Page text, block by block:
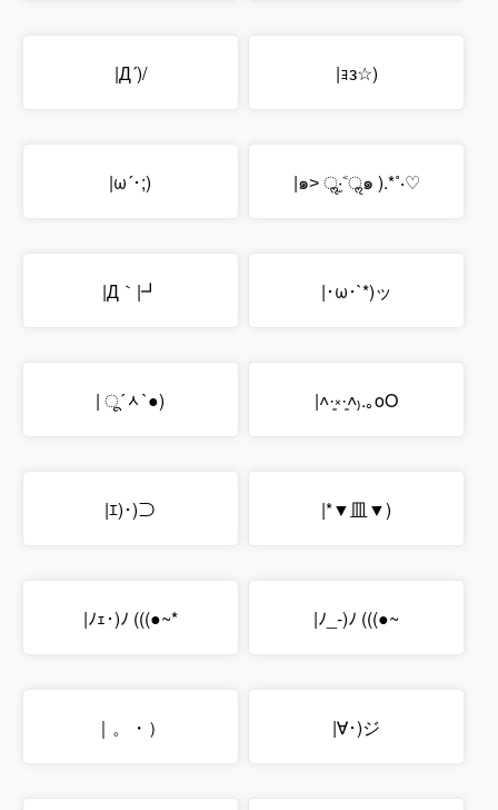
|Д´)/ |ｮз☆)
|ω´･;) |๑˃ ॢ‧̫˂ॢ๑ ).*˚‧♡
|Д｀|┛ |･ω･`*)ッ
| ू´ᆺ`●) |˄·͈༝·͈˄₎.｡oO
|ｴ)･)⊃ |*▼皿▼)
|ﾉｪ･)ﾉ (((●~* |ﾉ_-)ﾉ (((●~
｜。・） |∀･)ジ